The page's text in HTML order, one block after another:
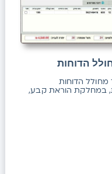
הדוחות
מחולל הדוחות
במחלקת הוראת קבע,